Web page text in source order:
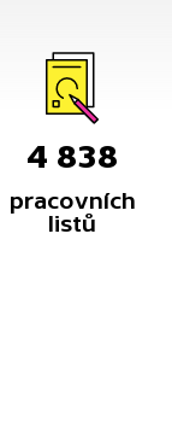
4 838
pracovních
listů